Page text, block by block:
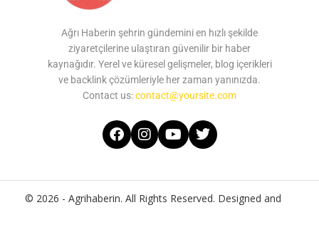
Ağrı Haberin şehrin gündemini en hızlı şekilde
ziyaretçilerine ulaştıran güvenilir bir haber
kaynağıdır. Yerel ve küresel gelişmeler, blog içerikleri
ve backlink çözümleriyle her zaman yanınızda.
Contact us:contact@yoursite.com
© 2026 - Agrihaberin. All Rights Reserved. Designed and